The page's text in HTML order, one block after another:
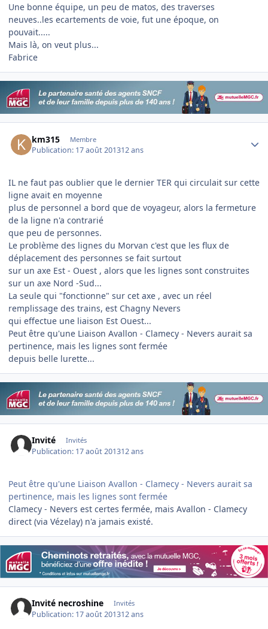
Une bonne équipe, un peu de matos, des traverses
neuves..les ecartements de voie, fut une époque, on
pouvait.....
Mais là, on veut plus...
Fabrice
km315 Membre
Publication: 17 août 201312 ans
IL ne faut pas oublier que le dernier TER qui circulait sur cette
ligne avait en moyenne
plus de personnel a bord que de voyageur, alors la fermeture
de la ligne n'a contrarié
que peu de personnes.
Le problème des lignes du Morvan c'est que les flux de
déplacement des personnes se fait surtout
sur un axe Est - Ouest , alors que les lignes sont construites
sur un axe Nord -Sud...
La seule qui "fonctionne" sur cet axe , avec un réel
remplissage des trains, est Chagny Nevers
qui effectue une liaison Est Ouest...
Peut être qu'une Liaison Avallon - Clamecy - Nevers aurait sa
pertinence, mais les lignes sont fermée
depuis belle lurette...
Invité Invités
Publication: 17 août 201312 ans
Peut être qu'une Liaison Avallon - Clamecy - Nevers aurait sa
pertinence, mais les lignes sont fermée
Clamecy - Nevers est certes fermée, mais Avallon - Clamecy
direct (via Vézelay) n'a jamais existé.
Invité necroshine Invités
Publication: 17 août 201312 ans